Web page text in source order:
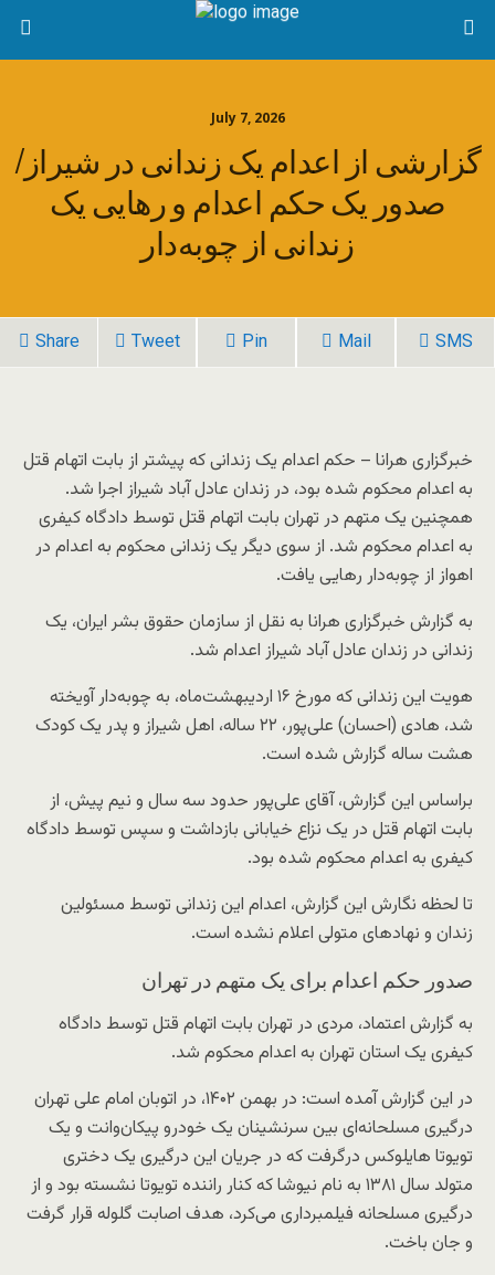
July 7, 2026
گزارشی از اعدام یک زندانی در شیراز/
صدور یک حکم اعدام و رهایی یک
زندانی از چوبه‌دار
Share Tweet Pin Mail SMS
خبرگزاری هرانا – حکم اعدام یک زندانی که پیشتر از بابت اتهام قتل
به اعدام محکوم شده بود، در زندان عادل آباد شیراز اجرا شد.
همچنین یک متهم در تهران بابت اتهام قتل توسط دادگاه کیفری
به اعدام محکوم شد. از سوی دیگر یک زندانی محکوم به اعدام در
اهواز از چوبه‌دار رهایی یافت.
به گزارش خبرگزاری هرانا به نقل از سازمان حقوق بشر ایران، یک
زندانی در زندان عادل آباد شیراز اعدام شد.
هویت این زندانی که مورخ ۱۶ اردیبهشت‌ماه، به چوبه‌دار آویخته
شد، هادی (احسان) علی‌پور، ۲۲ ساله، اهل شیراز و پدر یک کودک
هشت ساله گزارش شده است.
براساس این گزارش، آقای علی‌پور حدود سه سال و نیم پیش، از
بابت اتهام قتل در یک نزاع خیابانی بازداشت و سپس توسط دادگاه
کیفری به اعدام محکوم شده بود.
تا لحظه نگارش این گزارش، اعدام این زندانی توسط مسئولین
زندان و نهادهای متولی اعلام نشده است.
صدور حکم اعدام برای یک متهم در تهران
به گزارش اعتماد، مردی در تهران بابت اتهام قتل توسط دادگاه
کیفری یک استان تهران به اعدام محکوم شد.
در این گزارش آمده است: در بهمن ۱۴۰۲، در اتوبان امام علی تهران
درگیری مسلحانه‌ای بین سرنشینان یک خودرو پیکان‌وانت و یک
تویوتا هایلوکس درگرفت که در جریان این درگیری یک دختری
متولد سال ۱۳۸۱ به نام نیوشا که کنار راننده تویوتا نشسته بود و از
درگیری مسلحانه فیلمبرداری می‌کرد، هدف اصابت گلوله قرار گرفت
و جان باخت.